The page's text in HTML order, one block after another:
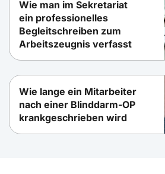
Wie man im Sekretariat
ein professionelles
Begleitschreiben zum
Arbeitszeugnis verfasst
Wie lange ein Mitarbeiter
nach einer Blinddarm-OP
krankgeschrieben wird